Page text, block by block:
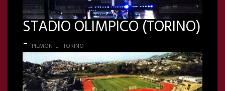
STADIO OLIMPICO (TORINO)
- PIEMONTE - TORINO